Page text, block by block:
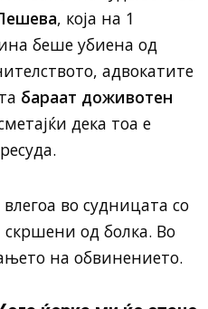
, која на 1
беше убиена од
адвокатите
бараат доживотен
дека тоа е
во судницата со
скршени од болка. Во
на обвинението.